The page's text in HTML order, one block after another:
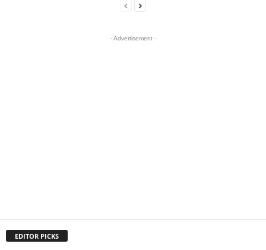
- Advertisement -
EDITOR PICKS